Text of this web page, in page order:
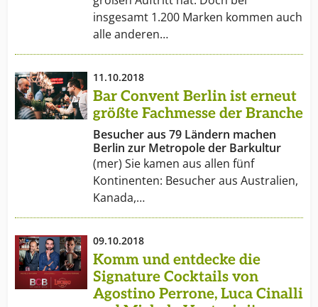
insgesamt 1.200 Marken kommen auch
alle anderen…
11.10.2018
Bar Convent Berlin ist erneut
größte Fachmesse der Branche
Besucher aus 79 Ländern machen
Berlin zur Metropole der Barkultur
(mer) Sie kamen aus allen fünf
Kontinenten: Besucher aus Australien,
Kanada,…
09.10.2018
Komm und entdecke die
Signature Cocktails von
Agostino Perrone, Luca Cinalli